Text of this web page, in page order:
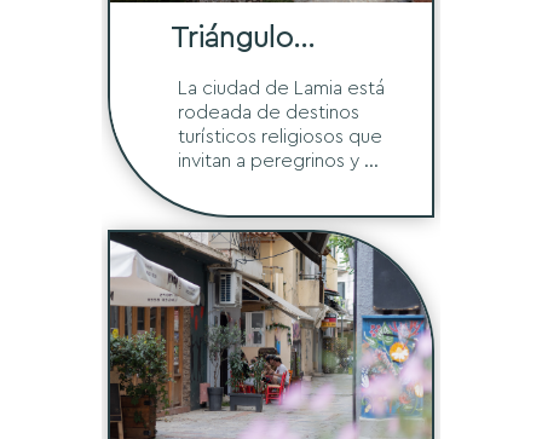
Triángulo
Religioso
La ciudad de Lamia está
rodeada de destinos
turísticos religiosos que
invitan a peregrinos y ...